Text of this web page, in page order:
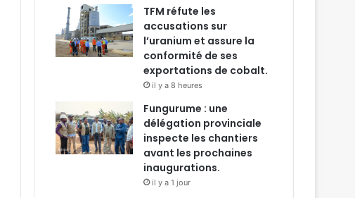
TFM réfute les
accusations sur
l’uranium et assure la
conformité de ses
exportations de cobalt.
il y a 8 heures
Fungurume : une
délégation provinciale
inspecte les chantiers
avant les prochaines
inaugurations.
il y a 1 jour